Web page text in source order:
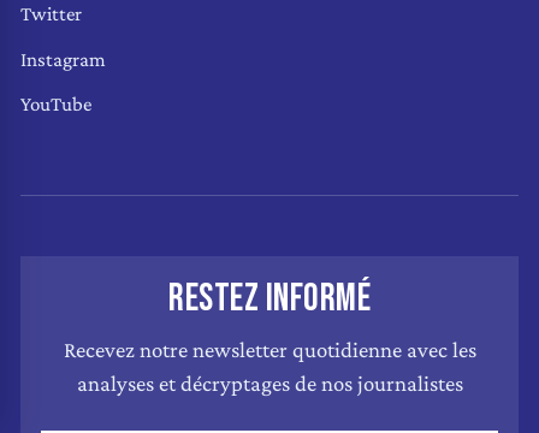
Twitter
Instagram
YouTube
RESTEZ INFORMÉ
Recevez notre newsletter quotidienne avec les
analyses et décryptages de nos journalistes